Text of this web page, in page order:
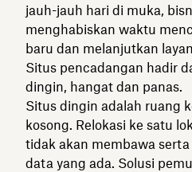
jauh-jauh hari di muka,
menghabiskan waktu
baru dan melanjutkan
Situs pencadangan hadir
dingin, hangat dan panas.
Situs dingin adalah ruang
kosong. Relokasi ke satu
tidak akan membawa
data yang ada. Solusi